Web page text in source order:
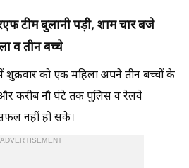
टीम बुलानी पड़ी, शाम चार बजे
व तीन बच्चे
शुक्रवार को एक महिला अपने तीन बच्चों के
करीब नौ घंटे तक पुलिस व रेलवे
नहीं हो सके।
ADVERTISEMENT